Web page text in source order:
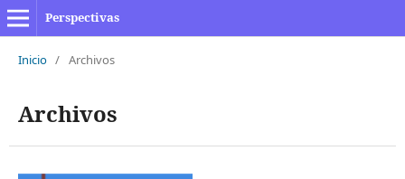
Perspectivas
Inicio / Archivos
Archivos